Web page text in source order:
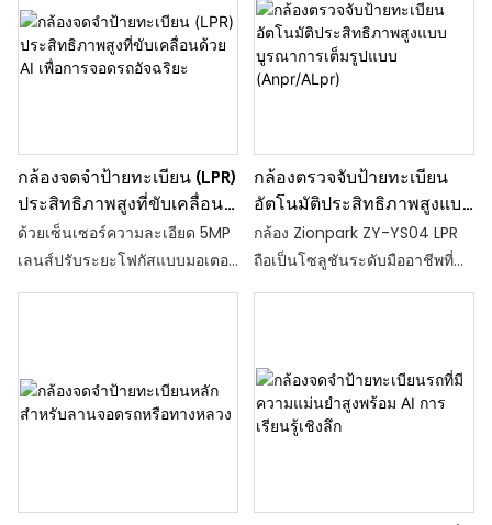
อุปกรณ์นี้ติดตั้งง่าย ปรับตัวเข้ากับ
สภาพแวดล้อมได้ดี และคุ้มค่า ได้
รับความนิยมอย่างมากจากลูกค้า
อย่างแพร่หลายในหน่วยงาน
ราชการ องค์กรและสถาบัน
อาคารสำนักงาน ชุมชนที่อยู่
อาศัย ห้างสรรพสินค้า สถานที่
ท่องเที่ยว สวน โรงเรียน สถานี
ขนส่ง สถานประกอบการ
กล้องจดจำป้ายทะเบียน (LPR)
ประสิทธิภาพสูงที่ขับเคลื่อน
ด้วย AI เพื่อการจอดรถ
อัจฉริยะ
ด้วยเซ็นเซอร์ความละเอียด 5MP
เลนส์ปรับระยะโฟกัสแบบมอเตอร์
และอัลกอริธึมการเรียนรู้เชิงลึกที่
กล้องตรวจจับป้ายทะเบียน
อัตโนมัติประสิทธิภาพสูงแบบ
บูรณาการเต็มรูปแบบ
(Anpr/ALpr)
กล้อง Zionpark ZY-YS04 LPR
ถือเป็นโซลูชันระดับมืออาชีพที่
ออกแบบมาเพื่อจับภาพและอ่าน
คืน โดยทำหน้าที่เป็นส่วน
ประกอบหลักสำหรับระบบเข้า
และออกรถอัตโนมัติ